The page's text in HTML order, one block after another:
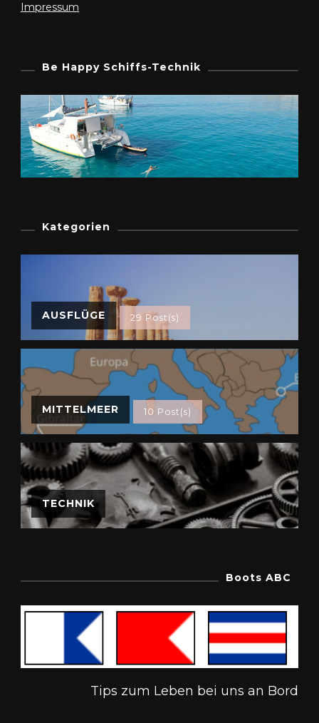
Impressum
Be Happy Schiffs-Technik
Kategorien
AUSFLÜGE 29 Post(s)
MITTELMEER 10 Post(s)
TECHNIK
Boots ABC
Tips zum Leben bei uns an Bord